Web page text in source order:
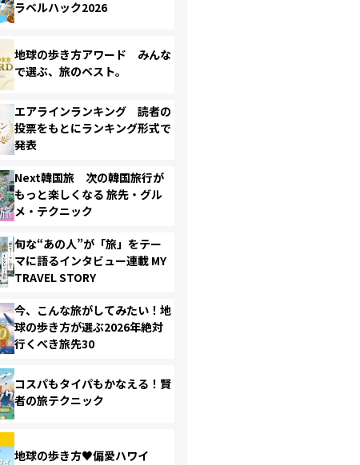
ラベルハック2026
地球の歩き方アワード みんな
で選ぶ、旅のベスト。
エアラインランキング 読者の
投票をもとにランキング形式で
発表
Next韓国旅 次の韓国旅行が
もっと楽しくなる 旅先・グル
メ・テクニック
旬な“あの人”が「旅」をテー
マに語るインタビュー連載 MY
TRAVEL STORY
今、こんな旅がしてみたい！地
球の歩き方が選ぶ2026年絶対
行くべき旅先30
コスパもタイパもかなえる！賢
者の旅テクニック
地球の歩き方♥偏愛ハワイ